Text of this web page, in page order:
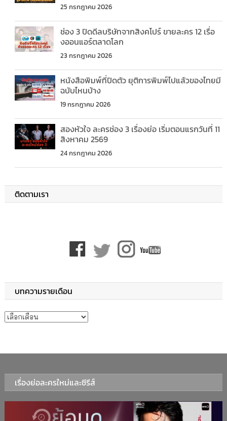
25 กรกฎาคม 2026
ช่อง 3 ปิดดีลบริษัทจากสิงคโปร์ ขายละคร 12 เรื่อ
งออนแอร์ตลาดโลก
23 กรกฎาคม 2026
หนังสือพิมพ์ที่ปิดตัว ยุติการพิมพ์ไปแล้วของไทยมี
ฉบับไหนบ้าง
19 กรกฎาคม 2026
สองหัวใจ ละครช่อง 3 เรื่องย่อ เริ่มตอนแรกวันที่ 11
สิงหาคม 2569
24 กรกฎาคม 2026
ติดตามเรา
บทความรายเดือน
บทความรายเดือน
เรื่องย่อละครใหม่และซีรีส์